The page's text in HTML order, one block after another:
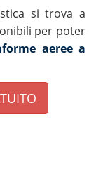
si trova a
per poter
aeree a